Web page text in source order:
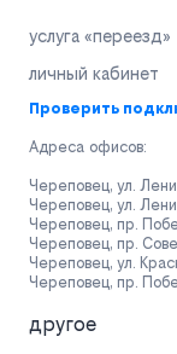
услуга «переезд»
личный кабинет
Проверить
Адреса офисов:
Череповец, ул.
Череповец, ул.
Череповец, пр.
Череповец, пр.
Череповец, ул.
Череповец, пр.
другое